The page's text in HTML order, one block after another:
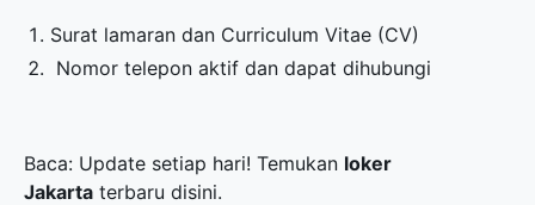
Surat lamaran dan Curriculum Vitae (CV)
Nomor telepon aktif dan dapat dihubungi
Baca: Update setiap hari! Temukan loker
Jakarta terbaru disini.